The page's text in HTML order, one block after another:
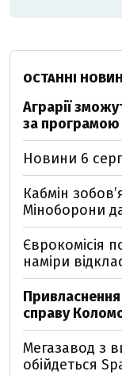
ОСТАННІ
Аграрії
за
Новини 6
Кабмін
Міноборони
Єврокомісія
наміри
справу
Мегазавод з
обійдеться